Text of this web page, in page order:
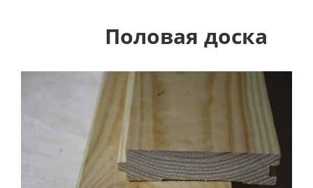
Половая доска